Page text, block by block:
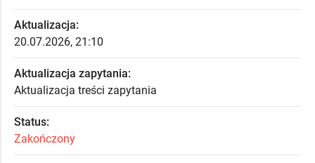
Aktualizacja:
20.07.2026, 21:10
Aktualizacja zapytania:
Aktualizacja treści zapytania
Status:
Zakończony